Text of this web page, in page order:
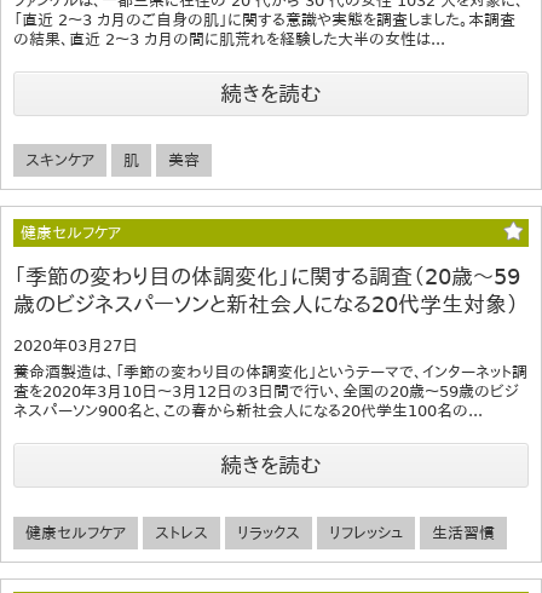
「直近 2～3 カ月のご自身の肌」に関する意識や実態を調査しました。本調査
の結果、直近 2～3 カ月の間に肌荒れを経験した大半の女性は...
続きを読む
スキンケア 肌 美容
健康セルフケア
「季節の変わり目の体調変化」に関する調査（20歳～59
歳のビジネスパーソンと新社会人になる20代学生対象）
2020年03月27日
養命酒製造は、「季節の変わり目の体調変化」というテーマで、インターネット調
査を2020年3月10日～3月12日の3日間で行い、全国の20歳～59歳のビジ
ネスパーソン900名と、この春から新社会人になる20代学生100名の...
続きを読む
健康セルフケア ストレス リラックス リフレッシュ 生活習慣